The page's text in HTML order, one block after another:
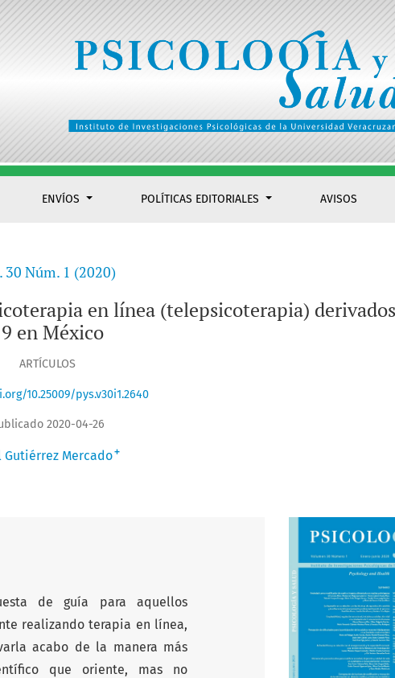
del Covid-19 en México
ENVÍOS POLÍTICAS EDITORIALES AVISOS
30 Núm. 1 (2020)
en línea (telepsicoterapia)
en México
ARTÍCULOS
10.25009/pys.v30i1.2640
2020-04-26
Gutiérrez Mercado+
de guía para aquellos
realizando terapia en línea,
acabo de la manera más
que oriente, mas no